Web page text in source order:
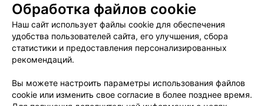
Пользовательское соглашение
Способы оплаты
Вакансии
Партнеры
Написать руководителю 103.by
Обработка персональных данных
Обработка файлов cookie
Наш сайт использует файлы cookie для обеспечения
удобства пользователей сайта, его улучшения, сбора
статистики и предоставления персонализированных
рекомендаций.
Вы можете настроить параметры использования файлов
cookie или изменить свое согласие в более позднее время.